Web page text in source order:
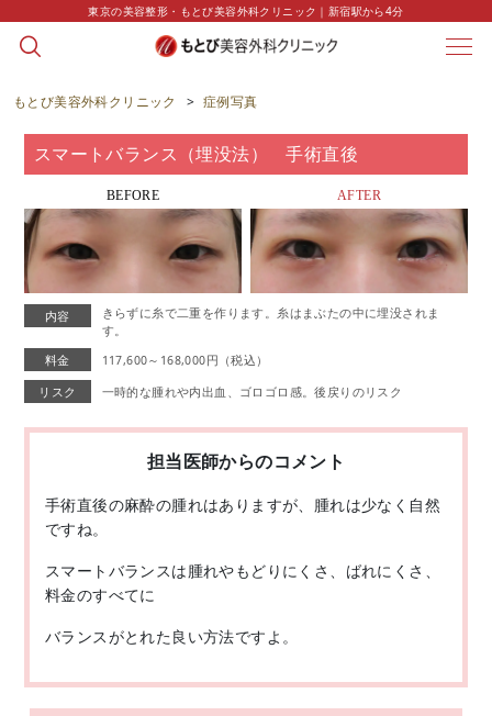
東京の美容整形・もとび美容外科クリニック｜新宿駅から4分
CASE
症例写真
もとび美容外科クリニック > 症例写真
スマートバランス（埋没法） 手術直後
BEFORE AFTER
内容
きらずに糸で二重を作ります。糸はまぶたの中に埋没されま
す。
料金
117,600～168,000円（税込）
リスク 一時的な腫れや内出血、ゴロゴロ感。後戻りのリスク
担当医師からのコメント
手術直後の麻酔の腫れはありますが、腫れは少なく自然
ですね。
スマートバランスは腫れやもどりにくさ、ばれにくさ、
料金のすべてに
バランスがとれた良い方法ですよ。